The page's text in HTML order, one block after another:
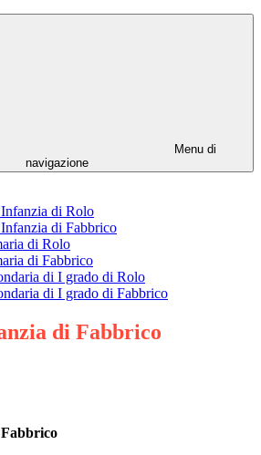
Menu di
navigazione
di Rolo
di Fabbrico
di Rolo
di Fabbrico
di I grado di Rolo
di I grado di Fabbrico
di Fabbrico